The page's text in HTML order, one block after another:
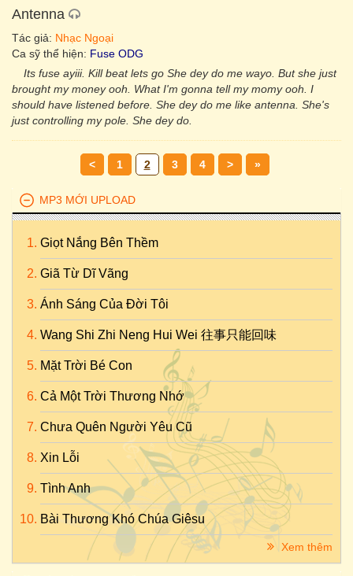
Antenna
Tác giả: Nhạc Ngoại
Ca sỹ thể hiện: Fuse ODG
Its fuse ayiii. Kill beat lets go She dey do me wayo. But she just
brought my money ooh. What I'm gonna tell my momy ooh. I
should have listened before. She dey do me like antenna. She's
just controlling my pole. She dey do.
< 1 2 3 4 > »
MP3 MỚI UPLOAD
Giọt Nắng Bên Thềm
Giã Từ Dĩ Vãng
Ánh Sáng Của Đời Tôi
Wang Shi Zhi Neng Hui Wei 往事只能回味
Mặt Trời Bé Con
Cả Một Trời Thương Nhớ
Chưa Quên Người Yêu Cũ
Xin Lỗi
Tình Anh
Bài Thương Khó Chúa Giêsu
Xem thêm